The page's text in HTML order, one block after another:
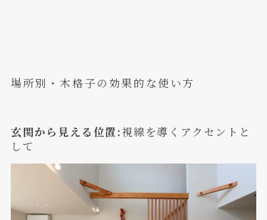
場所別・木格子の効果的な使い方
玄関から見える位置:視線を導くアクセントと
して